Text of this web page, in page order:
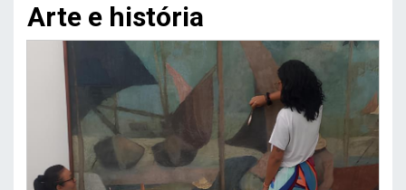
Arte e história